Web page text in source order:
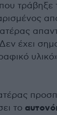
τράβηξε
έχει
το